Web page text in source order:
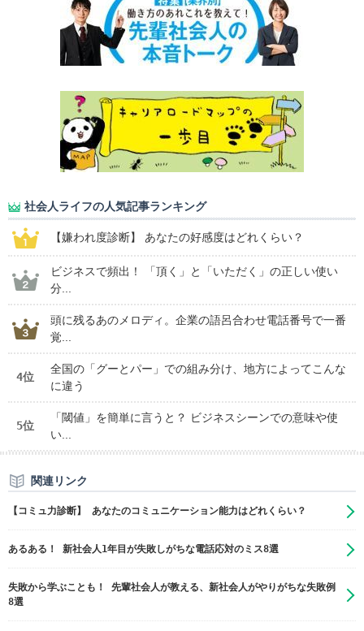
社会人ライフの人気記事ランキング
【嫌われ度診断】 あなたの好感度はどれくらい？
ビジネスで頻出！ 「頂く」と「いただく」の正しい使い
分...
頭に残るあのメロディ。企業の語呂合わせ電話番号で一番
覚...
4位
全国の「グーとパー」での組み分け、地方によってこんな
に違う
5位
「閾値」を簡単に言うと？ ビジネスシーンでの意味や使
い...
関連リンク
【コミュ力診断】 あなたのコミュニケーション能力はどれくらい？
あるある！ 新社会人1年目が失敗しがちな電話応対のミス8選
失敗から学ぶことも！ 先輩社会人が教える、新社会人がやりがちな失敗例
8選